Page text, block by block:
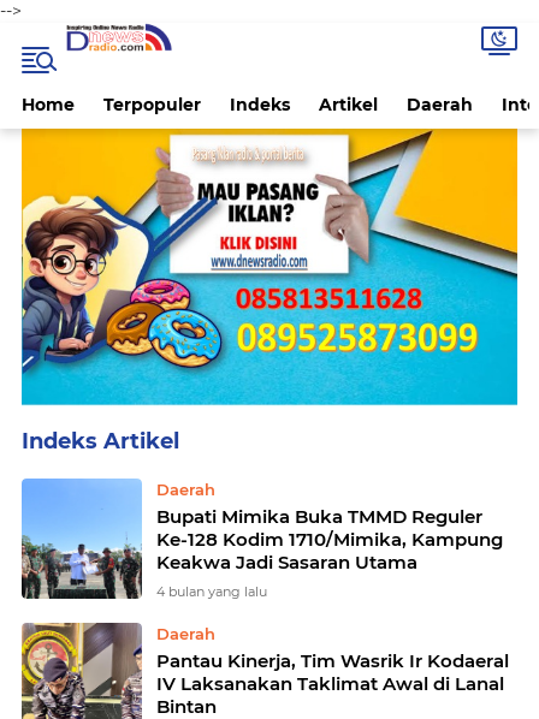
-->
Home Terpopuler Indeks Artikel Daerah
Daerah
Bupati Mimika Buka TMMD Reguler
Ke-128 Kodim 1710/Mimika, Kampung
Keakwa Jadi Sasaran Utama
4 bulan yang lalu
Daerah
Pantau Kinerja, Tim Wasrik Ir Kodaeral
IV Laksanakan Taklimat Awal di Lanal
Bintan